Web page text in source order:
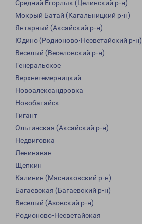
Средний Егорлык (Целинский р-н)
Мокрый Батай (Кагальницкий р-н)
Янтарный (Аксайский р-н)
Юдино (Родионово-Несветайский р-н)
Веселый (Веселовский р-н)
Генеральское
Верхнетемерницкий
Новоалександровка
Новобатайск
Гигант
Ольгинская (Аксайский р-н)
Недвиговка
Ленинаван
Щепкин
Калинин (Мясниковский р-н)
Багаевская (Багаевский р-н)
Веселый (Азовский р-н)
Родионово-Несветайская